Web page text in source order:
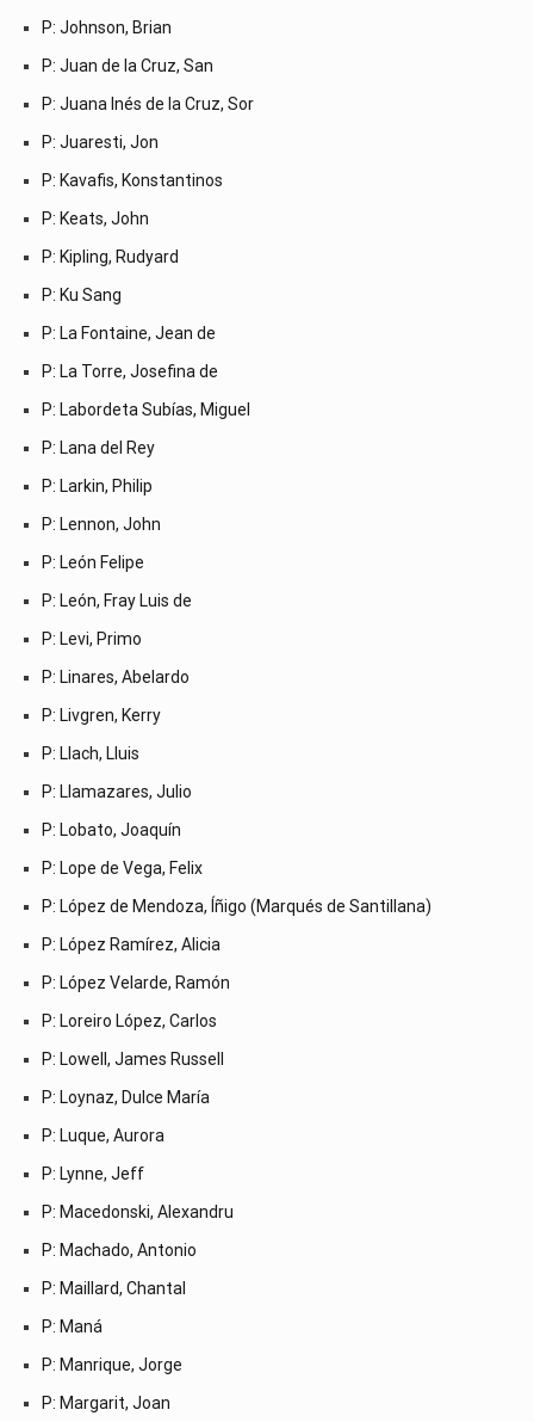
P: Johnson, Brian
P: Juan de la Cruz, San
P: Juana Inés de la Cruz, Sor
P: Juaresti, Jon
P: Kavafis, Konstantinos
P: Keats, John
P: Kipling, Rudyard
P: Ku Sang
P: La Fontaine, Jean de
P: La Torre, Josefina de
P: Labordeta Subías, Miguel
P: Lana del Rey
P: Larkin, Philip
P: Lennon, John
P: León Felipe
P: León, Fray Luis de
P: Levi, Primo
P: Linares, Abelardo
P: Livgren, Kerry
P: Llach, Lluis
P: Llamazares, Julio
P: Lobato, Joaquín
P: Lope de Vega, Felix
P: López de Mendoza, Íñigo (Marqués de Santillana)
P: López Ramírez, Alicia
P: López Velarde, Ramón
P: Loreiro López, Carlos
P: Lowell, James Russell
P: Loynaz, Dulce María
P: Luque, Aurora
P: Lynne, Jeff
P: Macedonski, Alexandru
P: Machado, Antonio
P: Maillard, Chantal
P: Maná
P: Manrique, Jorge
P: Margarit, Joan